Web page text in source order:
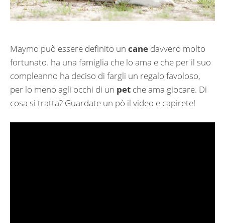
Maymo può essere definito un cane davvero molto
fortunato. ha una famiglia che lo ama e che per il suo
compleanno ha deciso di fargli un regalo favoloso,
per lo meno agli occhi di un pet che ama giocare. Di
cosa si tratta? Guardate un pò il video e capirete!